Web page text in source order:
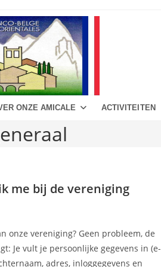
ONZE AMICALE ACTIVITEITEN
me bij de vereniging
onze vereniging? Geen probleem, de
Je vult je persoonlijke gegevens in (e-
adres, inloggegevens en